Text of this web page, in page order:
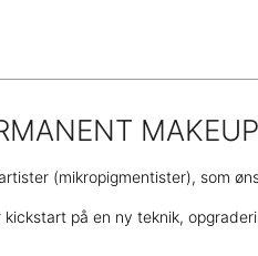
(mikropigmentister), som
på en ny teknik,